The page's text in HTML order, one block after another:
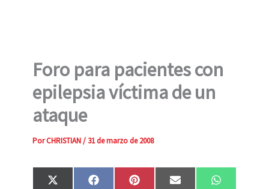
Foro para pacientes con
epilepsia víctima de un
ataque
PorCHRISTIAN/ 31 de marzo de 2008
Compartir
X
Compartir
F
Compartir
P
Compartir
E
Compartir
W